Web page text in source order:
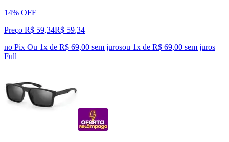
14% OFF
Preço R$ 59,34R$ 59,34
no Pix Ou 1x de R$ 69,00 sem jurosou 1x de R$ 69,00 sem juros
Full